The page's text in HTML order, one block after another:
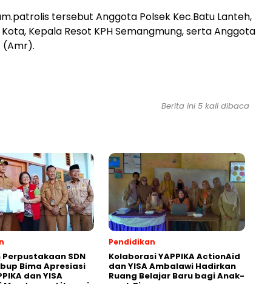
tersebut Anggota Polsek Kec.Batu Lanteh,
Kepala Resot KPH Semangmung, serta Anggota
(Amr).
Berita ini 5 kali dibaca
Perpustakaan SDN
Bima Apresiasi
dan YISA
Pendidikan
Kolaborasi YAPPIKA ActionAid
dan YISA Ambalawi Hadirkan
Ruang Belajar Baru bagi Anak-